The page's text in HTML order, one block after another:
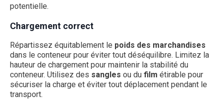
potentielle.
Chargement correct
Répartissez équitablement le poids des marchandises
dans le conteneur pour éviter tout déséquilibre. Limitez la
hauteur de chargement pour maintenir la stabilité du
conteneur. Utilisez des sangles ou du film étirable pour
sécuriser la charge et éviter tout déplacement pendant le
transport.